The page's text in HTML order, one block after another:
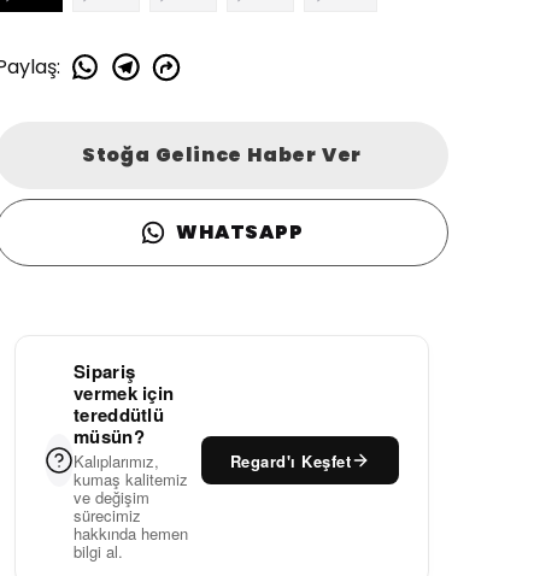
:
Stoğa Gelince Haber Ver
WHATSAPP
Sipariş
vermek için
tereddütlü
müsün?
Kalıplarımız,
kumaş kalitemiz
ve değişim
sürecimiz
hakkında hemen
bilgi al.
Regard'ı Keşfet